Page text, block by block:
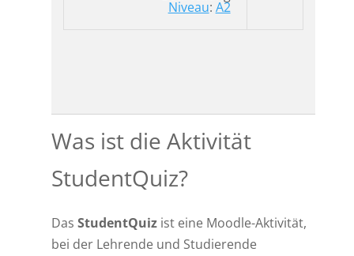
Niveau: A2
Was ist die Aktivität
StudentQuiz?
Das StudentQuizist eine Moodle-Aktivität,
bei der Lehrende und Studierende